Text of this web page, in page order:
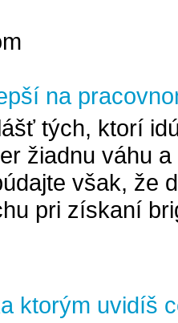
na
tých, ktorí
žiadnu váhu
však, že
pri získaní
ktorým uvidíš